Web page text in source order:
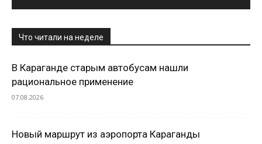
Что читали на неделе
В Караганде старым автобусам нашли
рациональное применение
07.08.2026
Новый маршрут из аэропорта Караганды